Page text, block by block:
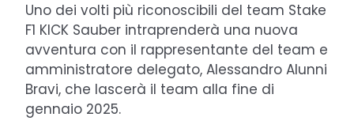
Uno dei volti più riconoscibili del team Stake
F1 KICK Sauber intraprenderà una nuova
avventura con il rappresentante del team e
amministratore delegato, Alessandro Alunni
Bravi, che lascerà il team alla fine di
gennaio 2025.